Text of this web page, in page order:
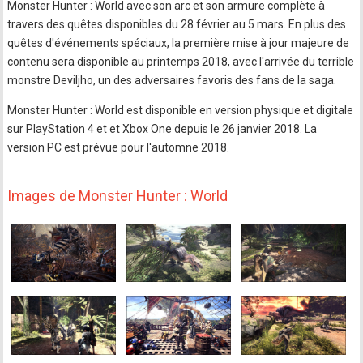
Monster Hunter : World avec son arc et son armure complète à
travers des quêtes disponibles du 28 février au 5 mars. En plus des
quêtes d'événements spéciaux, la première mise à jour majeure de
contenu sera disponible au printemps 2018, avec l'arrivée du terrible
monstre Deviljho, un des adversaires favoris des fans de la saga.
Monster Hunter : World est disponible en version physique et digitale
sur PlayStation 4 et et Xbox One depuis le 26 janvier 2018. La
version PC est prévue pour l'automne 2018.
Images de Monster Hunter : World